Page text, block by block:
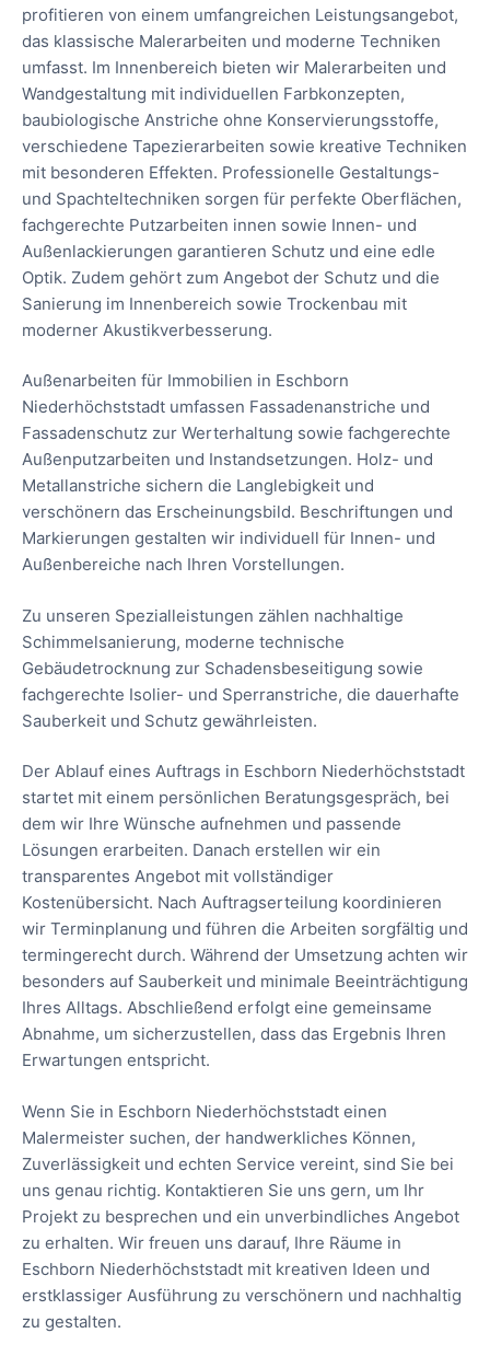
profitieren von einem umfangreichen Leistungsangebot,
das klassische Malerarbeiten und moderne Techniken
umfasst. Im Innenbereich bieten wir Malerarbeiten und
Wandgestaltung mit individuellen Farbkonzepten,
baubiologische Anstriche ohne Konservierungsstoffe,
verschiedene Tapezierarbeiten sowie kreative Techniken
mit besonderen Effekten. Professionelle Gestaltungs-
und Spachteltechniken sorgen für perfekte Oberflächen,
fachgerechte Putzarbeiten innen sowie Innen- und
Außenlackierungen garantieren Schutz und eine edle
Optik. Zudem gehört zum Angebot der Schutz und die
Sanierung im Innenbereich sowie Trockenbau mit
moderner Akustikverbesserung.
Außenarbeiten für Immobilien in Eschborn
Niederhöchststadt umfassen Fassadenanstriche und
Fassadenschutz zur Werterhaltung sowie fachgerechte
Außenputzarbeiten und Instandsetzungen. Holz- und
Metallanstriche sichern die Langlebigkeit und
verschönern das Erscheinungsbild. Beschriftungen und
Markierungen gestalten wir individuell für Innen- und
Außenbereiche nach Ihren Vorstellungen.
Zu unseren Spezialleistungen zählen nachhaltige
Schimmelsanierung, moderne technische
Gebäudetrocknung zur Schadensbeseitigung sowie
fachgerechte Isolier- und Sperranstriche, die dauerhafte
Sauberkeit und Schutz gewährleisten.
Der Ablauf eines Auftrags in Eschborn Niederhöchststadt
startet mit einem persönlichen Beratungsgespräch, bei
dem wir Ihre Wünsche aufnehmen und passende
Lösungen erarbeiten. Danach erstellen wir ein
transparentes Angebot mit vollständiger
Kostenübersicht. Nach Auftragserteilung koordinieren
wir Terminplanung und führen die Arbeiten sorgfältig und
termingerecht durch. Während der Umsetzung achten wir
besonders auf Sauberkeit und minimale Beeinträchtigung
Ihres Alltags. Abschließend erfolgt eine gemeinsame
Abnahme, um sicherzustellen, dass das Ergebnis Ihren
Erwartungen entspricht.
Wenn Sie in Eschborn Niederhöchststadt einen
Malermeister suchen, der handwerkliches Können,
Zuverlässigkeit und echten Service vereint, sind Sie bei
uns genau richtig. Kontaktieren Sie uns gern, um Ihr
Projekt zu besprechen und ein unverbindliches Angebot
zu erhalten. Wir freuen uns darauf, Ihre Räume in
Eschborn Niederhöchststadt mit kreativen Ideen und
erstklassiger Ausführung zu verschönern und nachhaltig
zu gestalten.